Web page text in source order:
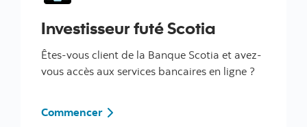
Investisseur futé Scotia
Êtes-vous client de la Banque Scotia et avez-
vous accès aux services bancaires en ligne ?
CommencerCommencer